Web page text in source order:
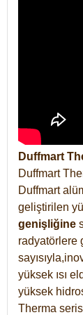
Duffmart
Duffmart
Duffmart
geliştirilen
genişliğine
radyatörlere
yüksek ısı
yüksek
Therma